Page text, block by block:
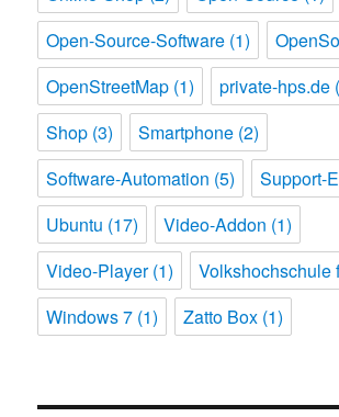
Open-Source-Software (1)
OpenStreetMap (1) private-hps.de
Shop (3) Smartphone (2)
Software-Automation (5) Support-
Ubuntu (17) Video-Addon (1)
Video-Player(1) Volkshochschule
Windows 7 (1) Zatto Box (1)